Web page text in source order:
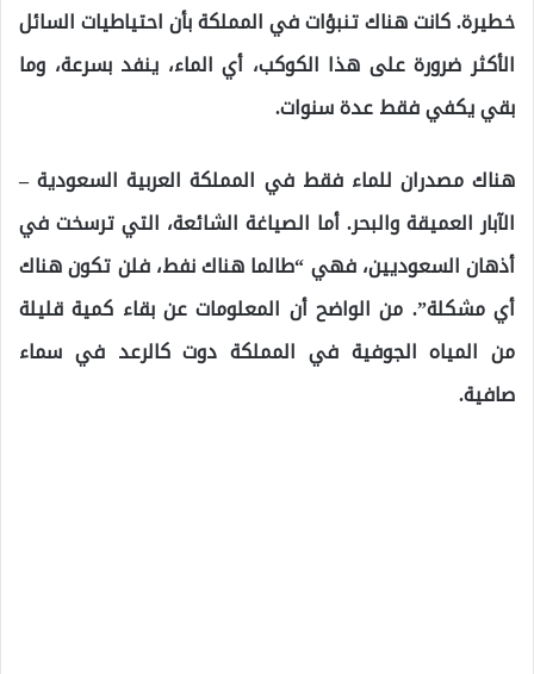
خطيرة. كانت هناك تنبؤات في المملكة بأن احتياطيات السائل
الأكثر ضرورة على هذا الكوكب، أي الماء، ينفد بسرعة، وما
بقي يكفي فقط عدة سنوات.
هناك مصدران للماء فقط في المملكة العربية السعودية –
الآبار العميقة والبحر. أما الصياغة الشائعة، التي ترسخت في
أذهان السعوديين، فهي “طالما هناك نفط، فلن تكون هناك
أي مشكلة”. من الواضح أن المعلومات عن بقاء كمية قليلة
من المياه الجوفية في المملكة دوت كالرعد في سماء
صافية.